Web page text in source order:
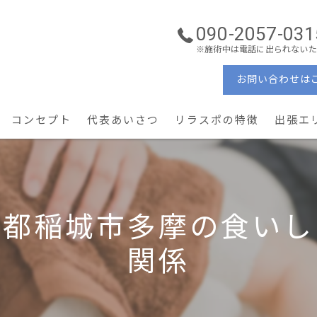
090-2057-
※施術中は電話に出られない
お問い合わせは
ソナルケア
・コンディショニング
コンセプト 代表あいさつ リラスポの特徴
理学療法士
産後ケア × 美容姿勢
予防・メンテナンス
地域密着
出張エ
稲城市多摩の食い
関係